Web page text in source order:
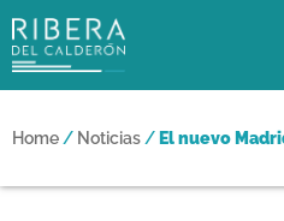
Home/ Noticias/ El nuevo